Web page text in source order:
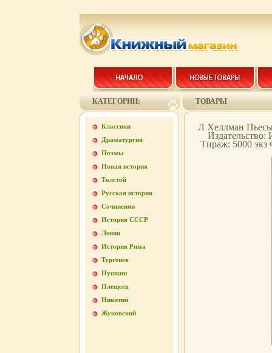
КАТЕГОРИИ:
Классики
Драматургия
Поэмы
Новая история
Толстой
Русская история
Сочинении
История СССР
Ленин
История Рима
Тургенев
Пушкин
Плещеев
Никитин
Жуковский
ТОВАРЫ
Л Хеллман
Издательство:
Тираж: 5000 экз